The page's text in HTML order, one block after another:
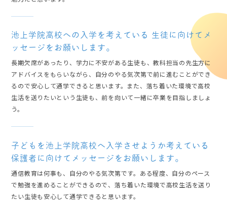
池上学院高校への入学を考えている 生徒に向けてメ
ッセージをお願いします。
長期欠席があったり、学力に不安がある生徒も、教科担当の先生方に
アドバイスをもらいながら、自分のやる気次第で前に進むことができ
るので安心して通学できると思います。また、落ち着いた環境で高校
生活を送りたいという生徒も、前を向いて一緒に卒業を目指しましょ
う。
子どもを池上学院高校へ入学させようか考えている
保護者に向けてメッセージをお願いします。
通信教育は何事も、自分のやる気次第です。ある程度、自分のペース
で勉強を進めることができるので、落ち着いた環境で高校生活を送り
たい生徒も安心して通学できると思います。